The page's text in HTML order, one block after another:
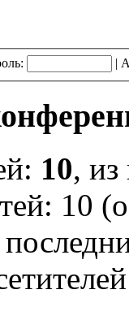
|
10, из
10